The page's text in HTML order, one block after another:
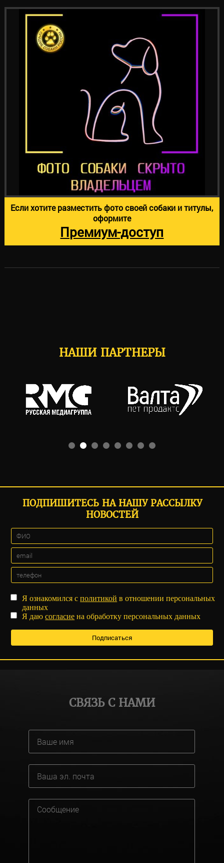
Если хотите разместить фото своей собаки и титулы,
оформите
Премиум-доступ
НАШИ ПАРТНЕРЫ
ПОДПИШИТЕСЬ НА НАШУ РАССЫЛКУ
НОВОСТЕЙ
Я ознакомился сполитикой в отношении персональных
данных
Я даюсогласие на обработку персональных данных
СВЯЗЬ С НАМИ